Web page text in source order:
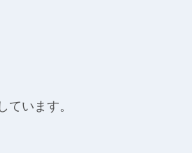
います。